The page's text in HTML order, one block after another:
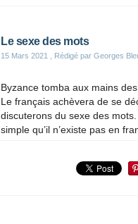
Le sexe des mots
15 Mars 2021
, Rédigé par Georges
Byzance tomba aux mains
Le français achèvera de se
discuterons du sexe des
simple qu’il n’existe pas en